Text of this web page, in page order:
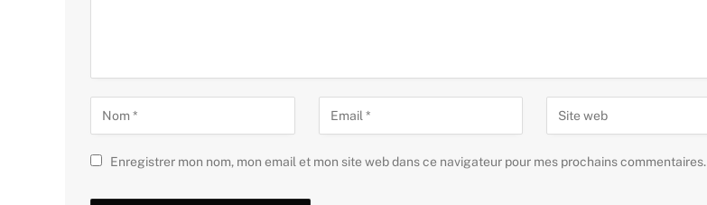
Enregistrer mon nom, mon email et mon site web dans ce navigateur pour mes prochains commentaires.